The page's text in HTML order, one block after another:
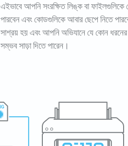
এইভাবে আপনি সংরক্ষিত লিঙ্ক বা ফাইলগুলিকে
পারবেন এবং কোডগুলিকে আবার ছেপে নিতে
সাশ্রয় হয় এবং আপনি অভিযানে যে কোন
সম্ভব সাড়া দিতে পারেন।